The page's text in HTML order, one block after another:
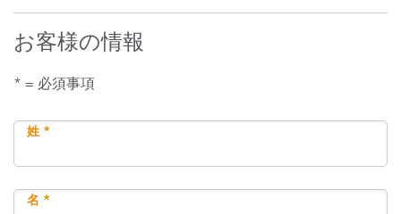
お客様の情報
* = 必須事項
姓 *
名 *